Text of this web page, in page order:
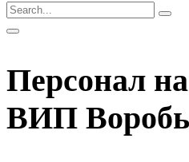
Персонал
ВИП